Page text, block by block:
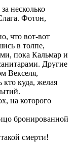
несколько
Фотон,
что вот-вот
в толпе,
пока Кальмар и
Другие
Векселя,
куда, желая
на которого
бронированной
смерти!